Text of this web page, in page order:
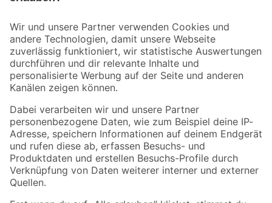
Der toom Newsletter: Keine Angebote und Aktionen mehr verpassen!
Zur Newsletter Anmeldung
Folge uns
Zahlungsarten Versandarten
Sicher einkaufen